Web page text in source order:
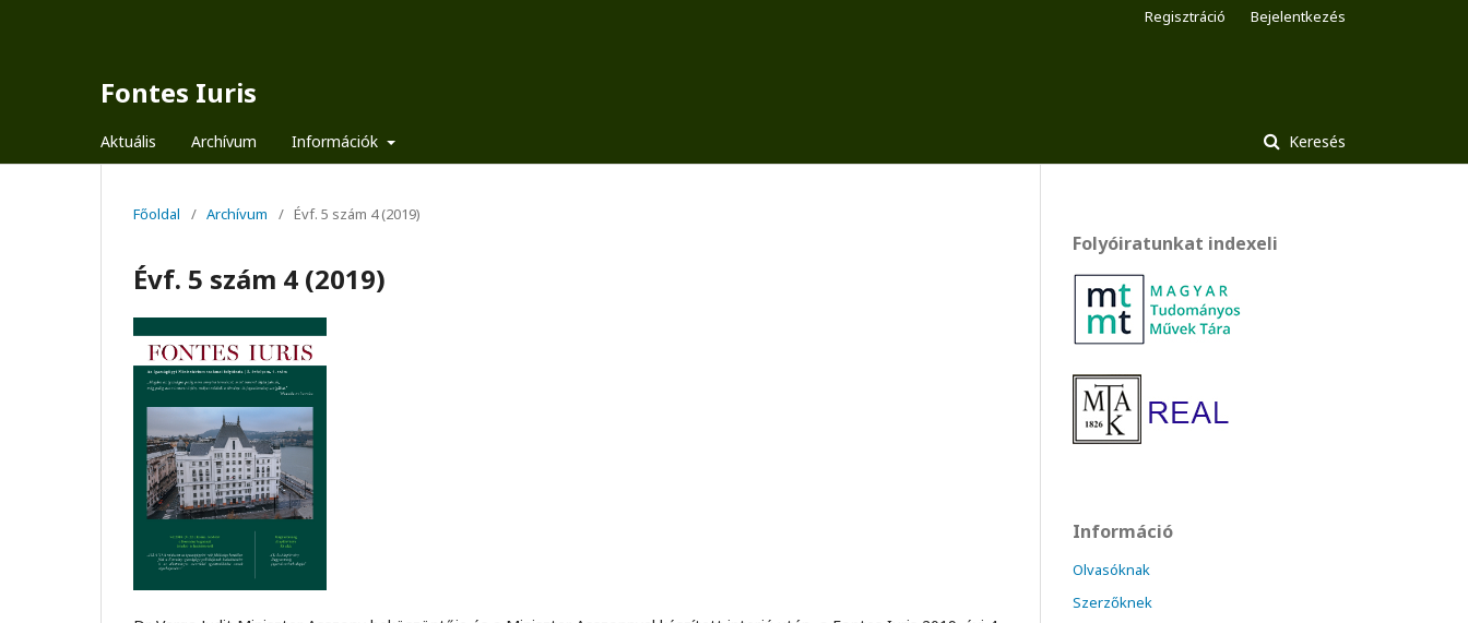
Fontes Iuris
Aktuális Archívum Információk Keresés
Regisztráció Bejelentkezés
Főoldal / Archívum / Évf. 5 szám 4 (2019)
Évf. 5 szám 4 (2019)
Folyóiratunkat indexeli
Információ
Olvasóknak
Szerzőknek